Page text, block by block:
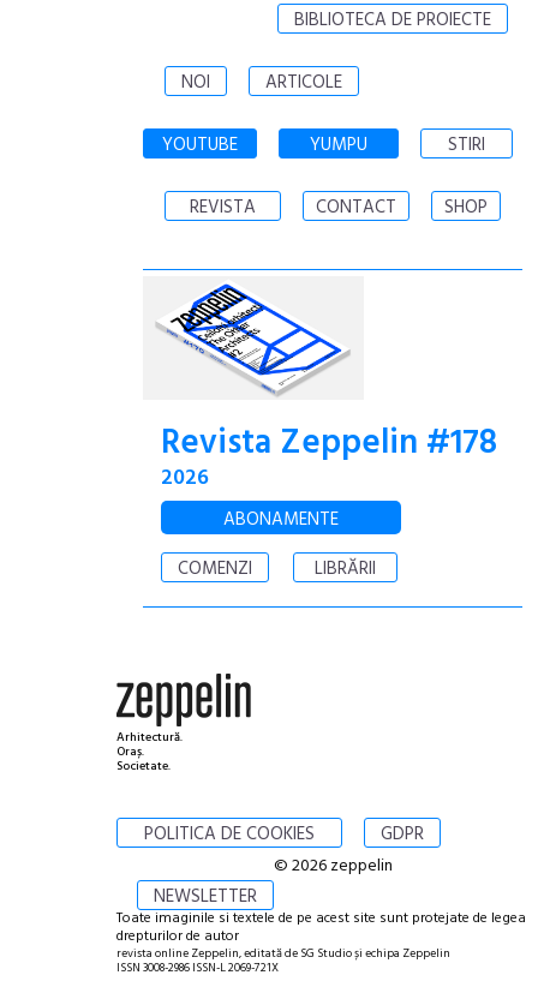
BIBLIOTECA DE PROIECTE
NOI ARTICOLE
YOUTUBE YUMPU STIRI
REVISTA CONTACT SHOP
Revista Zeppelin #178
2026
ABONAMENTE
COMENZI
LIBRĂRII
Arhitectură.
Oraș.
Societate.
POLITICA DE COOKIES GDPR
NEWSLETTER
© 2026 zeppelin
Toate imaginile si textele de pe acest site sunt protejate de legea
drepturilor de autor
revista online Zeppelin, editată de SG Studio și echipa Zeppelin
ISSN 3008-2986 ISSN-L 2069-721X